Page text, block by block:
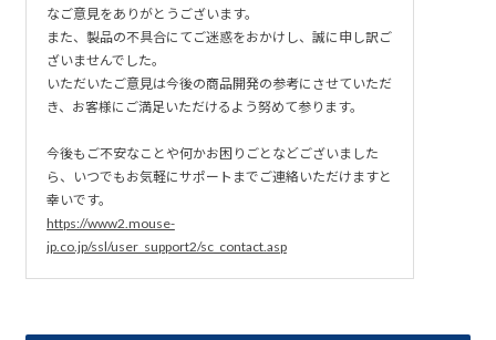
なご意見をありがとうございます。
また、製品の不具合にてご迷惑をおかけし、誠に申し訳ご
ざいませんでした。
いただいたご意見は今後の商品開発の参考にさせていただ
き、お客様にご満足いただけるよう努めて参ります。
今後もご不安なことや何かお困りごとなどございました
ら、いつでもお気軽にサポートまでご連絡いただけますと
幸いです。
https://www2.mouse-
jp.co.jp/ssl/user_support2/sc_contact.asp